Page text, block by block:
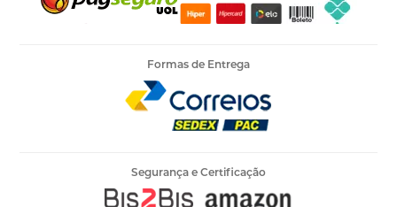
Formas de Entrega
Segurança e Certificação